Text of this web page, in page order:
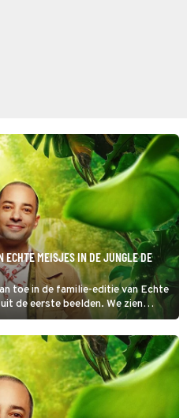
ECHTE MEISJES IN DE JUNGLE DE
toe in de familie-editie van Echte
de eerste beelden. We zien
van Winter Vol Liefde) het met